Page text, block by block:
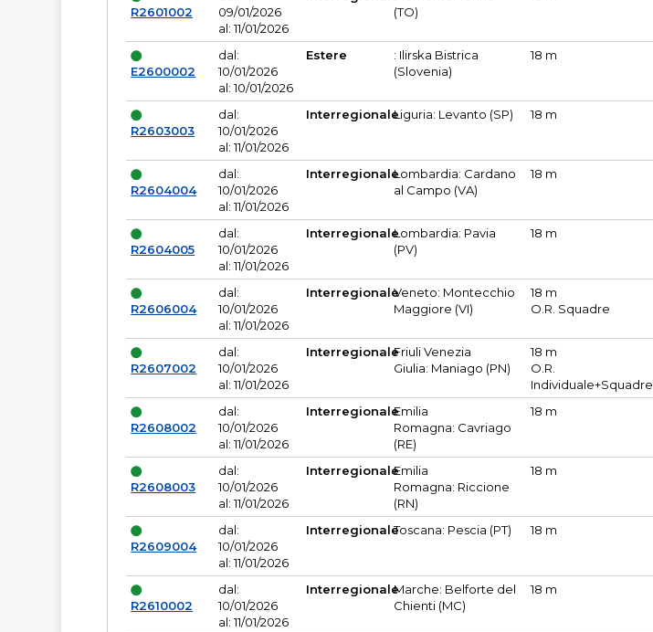
R2601002
09/01/2026
al: 11/01/2026
(TO)
E2600002
dal:
10/01/2026
al: 10/01/2026
Estere
: Ilirska Bistrica
(Slovenia)
18 m
R2603003
dal:
10/01/2026
al: 11/01/2026
InterregionaleLiguria: Levanto (SP) 18 m
R2604004
dal:
10/01/2026
al: 11/01/2026
InterregionaleLombardia: Cardano
al Campo (VA)
18 m
R2604005
dal:
10/01/2026
al: 11/01/2026
InterregionaleLombardia: Pavia
(PV)
18 m
R2606004
dal:
10/01/2026
al: 11/01/2026
InterregionaleVeneto: Montecchio
Maggiore (VI)
18 m
O.R. Squadre
R2607002
dal:
10/01/2026
al: 11/01/2026
InterregionaleFriuli Venezia
Giulia: Maniago (PN)
18 m
O.R.
Individuale+Squadre
R2608002
dal:
10/01/2026
al: 11/01/2026
InterregionaleEmilia
Romagna: Cavriago
(RE)
18 m
R2608003
dal:
10/01/2026
al: 11/01/2026
InterregionaleEmilia
Romagna: Riccione
(RN)
18 m
R2609004
dal:
10/01/2026
al: 11/01/2026
InterregionaleToscana: Pescia (PT) 18 m
R2610002
dal:
10/01/2026
al: 11/01/2026
InterregionaleMarche: Belforte del
Chienti (MC)
18 m